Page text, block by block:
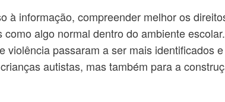
à informação, compreender melhor os
algo normal dentro do ambiente
passaram a ser mais identificados
autistas, mas também para a